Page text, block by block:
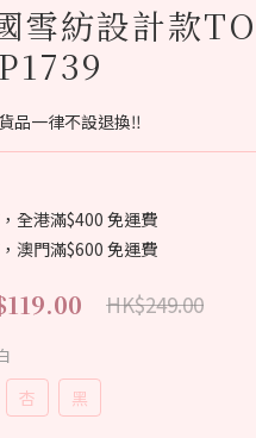
雪紡設計款
品一律不設退換‼️
全港滿$400 免運費
澳門滿$600 免運費
HK$249.00
杏 黑